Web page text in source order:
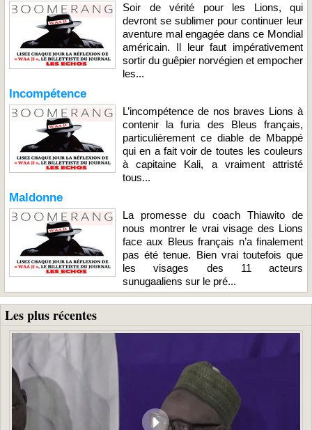
Soir de vérité pour les Lions, qui
devront se sublimer pour continuer leur
aventure mal engagée dans ce Mondial
américain. Il leur faut impérativement
sortir du guêpier norvégien et empocher
les...
Incompétence
L’incompétence de nos braves Lions à
contenir la furia des Bleus français,
particulièrement ce diable de Mbappé
qui en a fait voir de toutes les couleurs
à capitaine Kali, a vraiment attristé
tous...
Maldonne
La promesse du coach Thiawito de
nous montrer le vrai visage des Lions
face aux Bleus français n’a finalement
pas été tenue. Bien vrai toutefois que
les visages des 11 acteurs
sunugaaliens sur le pré...
Les plus récentes